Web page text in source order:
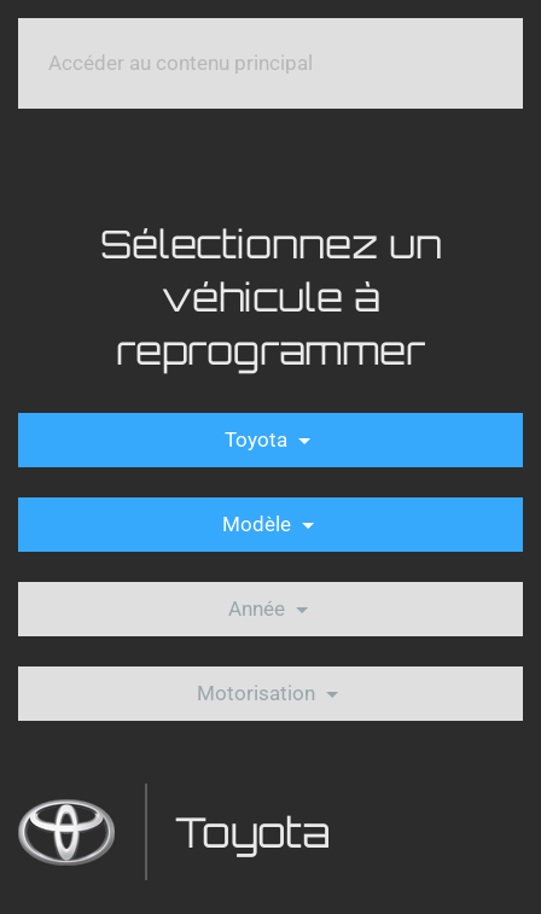
Accéder au contenu principal
Sélectionnez un
véhicule à
reprogrammer
Toyota
Modèle
Année
Motorisation
Toyota